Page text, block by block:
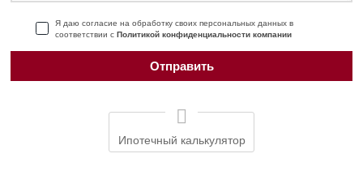
Я даю согласие на обработку своих персональных данных в
соответствии с Политикой конфиденциальности компании
Ипотечный калькулятор